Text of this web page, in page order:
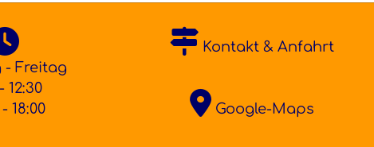
- Freitag
12:30
18:00
Kontakt & Anfahrt
Google-Maps